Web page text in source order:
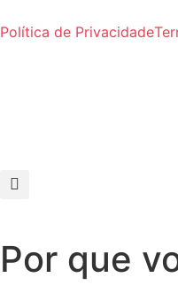
Política de Privacidade
Por que